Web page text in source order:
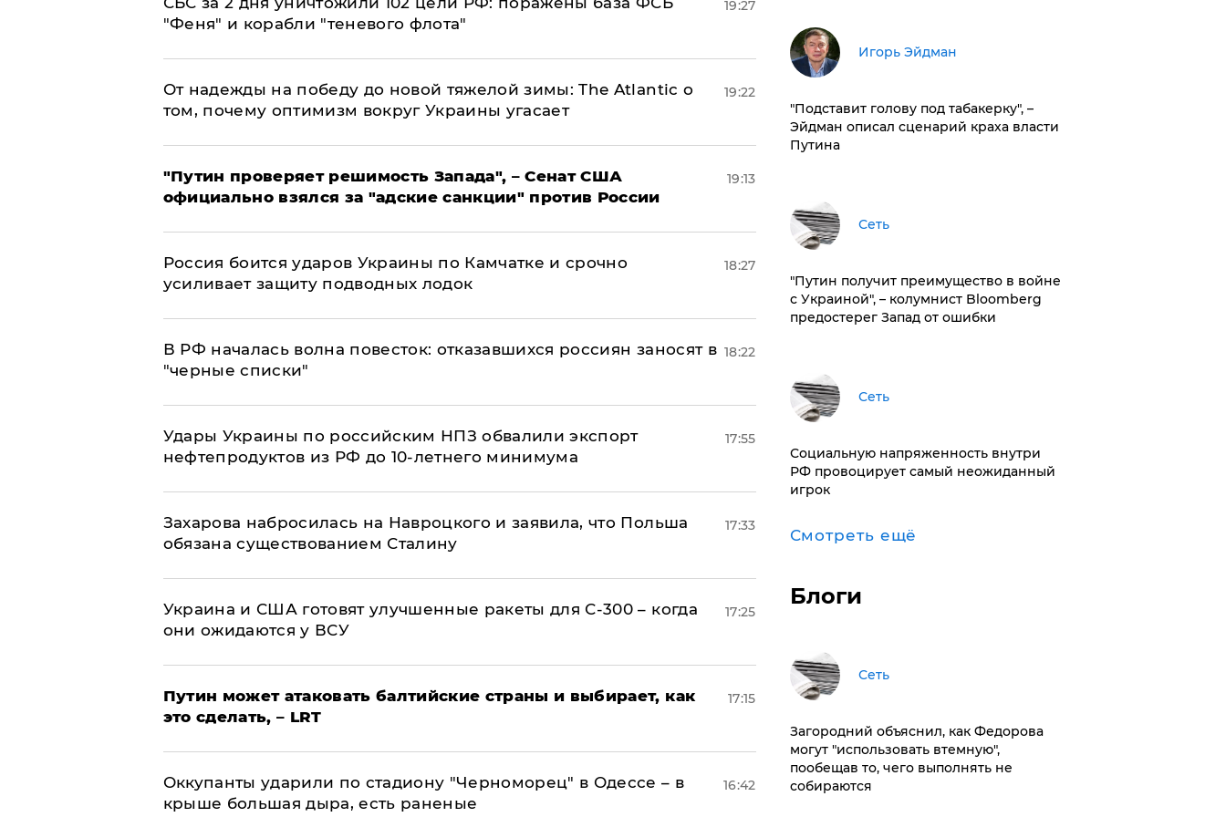
"Феня" и корабли "теневого флота"
19:27
От надежды на победу до новой тяжелой зимы: The Atlantic о
том, почему оптимизм вокруг Украины угасает
19:22
"Путин проверяет решимость Запада", – Сенат США
официально взялся за "адские санкции" против России
19:13
Россия боится ударов Украины по Камчатке и срочно
усиливает защиту подводных лодок
18:27
​В РФ началась волна повесток: отказавшихся россиян заносят в
"черные списки"
18:22
Удары Украины по российским НПЗ обвалили экспорт
нефтепродуктов из РФ до 10-летнего минимума
17:55
​Захарова набросилась на Навроцкого и заявила, что Польша
обязана существованием Сталину
17:33
Украина и США готовят улучшенные ракеты для С-300 – когда
они ожидаются у ВСУ
17:25
Путин может атаковать балтийские страны и выбирает, как
это сделать, – LRT
17:15
Оккупанты ударили по стадиону "Черноморец" в Одессе – в
крыше большая дыра, есть раненые
16:42
Игорь Эйдман
​"Подставит голову под табакерку", –
Эйдман описал сценарий краха власти
Путина
Сеть
"Путин получит преимущество в войне
с Украиной", – колумнист Bloomberg
предостерег Запад от ошибки
Сеть
Социальную напряженность внутри
РФ провоцирует самый неожиданный
игрок
Смотреть ещё
Блоги
Сеть
Загородний объяснил, как Федорова
могут "использовать втемную",
пообещав то, чего выполнять не
собираются